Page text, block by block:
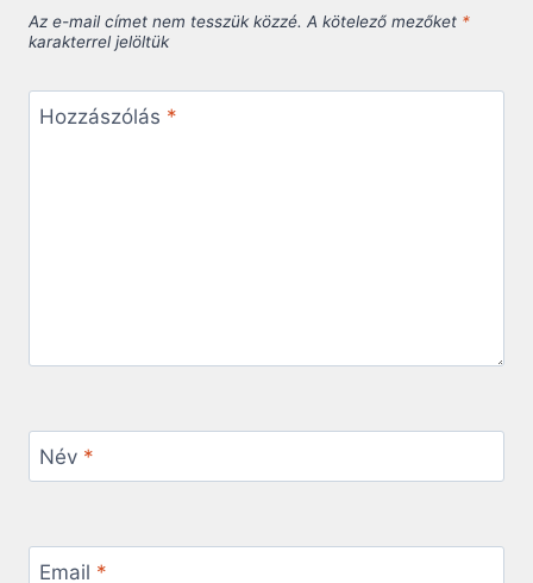
Az e-mail címet nem tesszük közzé. A kötelező mezőket *
karakterrel jelöltük
Hozzászólás *
Név *
Email *